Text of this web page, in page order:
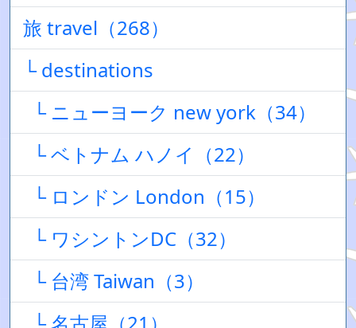
旅 travel（268）
└ destinations
└ ニューヨーク new york（34）
└ ベトナム ハノイ（22）
└ ロンドン London（15）
└ ワシントンDC（32）
└ 台湾 Taiwan（3）